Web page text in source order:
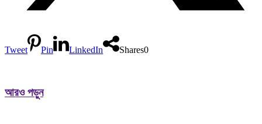
Tweet Pin LinkedIn Shares0
আরও পড়ুন